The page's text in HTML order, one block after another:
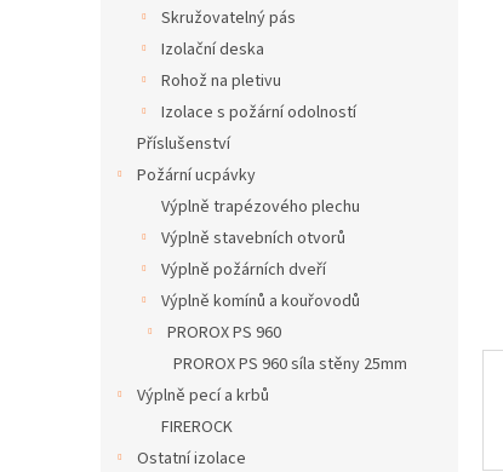
Skružovatelný pás
Izolační deska
Rohož na pletivu
Izolace s požární odolností
Příslušenství
Požární ucpávky
Výplně trapézového plechu
Výplně stavebních otvorů
Výplně požárních dveří
Výplně komínů a kouřovodů
PROROX PS 960
PROROX PS 960 síla stěny 25mm
Výplně pecí a krbů
FIREROCK
Ostatní izolace